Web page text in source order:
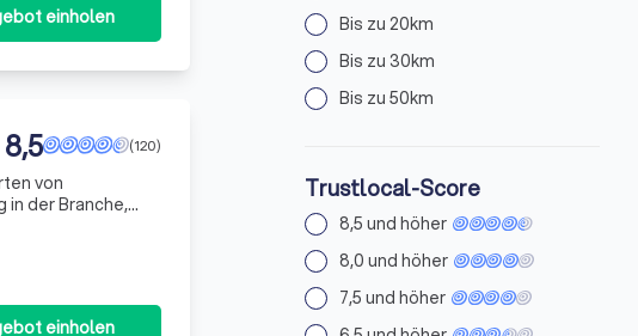
einholen
(120)
8,5
von
in der Branche,
einholen
Bis zu 20km
Bis zu 30km
Bis zu 50km
Trustlocal-Score
8,5 und höher
8,0 und höher
7,5 und höher